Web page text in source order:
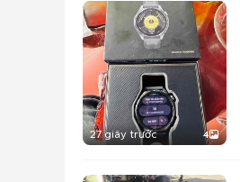
27 giây trước 4